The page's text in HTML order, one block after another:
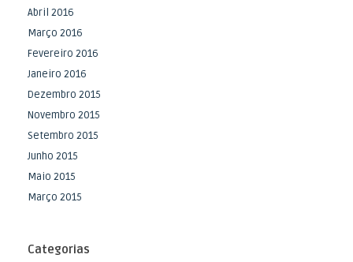
Abril 2016
Março 2016
Fevereiro 2016
Janeiro 2016
Dezembro 2015
Novembro 2015
Setembro 2015
Junho 2015
Maio 2015
Março 2015
Categorias